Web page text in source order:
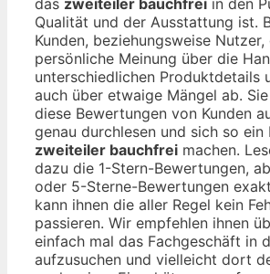
das zweiteiler bauchfrei in den
Qualität und der Ausstattung ist.
Kunden, beziehungsweise
persönliche Meinung über die
unterschiedlichen Produktdetails
auch über etwaige Mängel ab.
diese Bewertungen von Kunden
genau durchlesen und sich so ein
zweiteiler bauchfrei machen.
dazu die 1-Stern-Bewertungen,
oder 5-Sterne-Bewertungen
kann ihnen die aller Regel kein
passieren. Wir empfehlen ihnen
einfach mal das Fachgeschäft in
aufzusuchen und vielleicht dort